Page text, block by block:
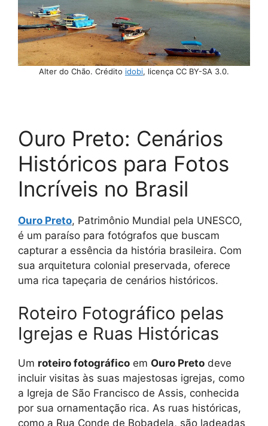
Alter do Chão. Crédito idobi, licença CC BY-SA 3.0.
Ouro Preto: Cenários
Históricos para Fotos
Incríveis no Brasil
Ouro Preto, Patrimônio Mundial pela UNESCO,
é um paraíso para fotógrafos que buscam
capturar a essência da história brasileira. Com
sua arquitetura colonial preservada, oferece
uma rica tapeçaria de cenários históricos.
Roteiro Fotográfico pelas
Igrejas e Ruas Históricas
Um roteiro fotográfico em Ouro Preto deve
incluir visitas às suas majestosas igrejas, como
a Igreja de São Francisco de Assis, conhecida
por sua ornamentação rica. As ruas históricas,
como a Rua Conde de Bobadela, são ladeadas